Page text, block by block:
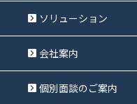
ソリューション
会社案内
個別面談のご案内